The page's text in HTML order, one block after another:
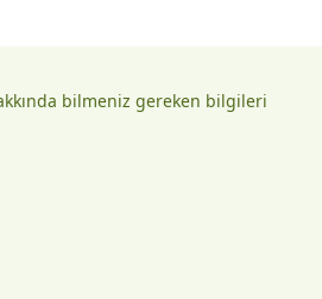
bilmeniz gereken bilgileri